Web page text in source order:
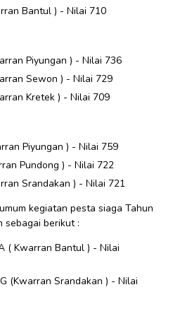
Bantul ) - Nilai 710
Piyungan ) - Nilai 736
Sewon ) - Nilai 729
Kretek ) - Nilai 709
Piyungan ) - Nilai 759
Pundong ) - Nilai 722
Srandakan ) - Nilai 721
kegiatan pesta siaga Tahun
sebagai berikut :
( Kwarran Bantul ) - Nilai
(Kwarran Srandakan ) - Nilai